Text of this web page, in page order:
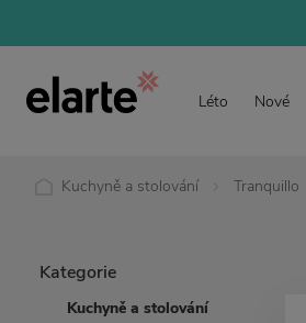
Léto Nové
Kuchyně a stolování Tranquillo
Kategorie
Kuchyně a stolování